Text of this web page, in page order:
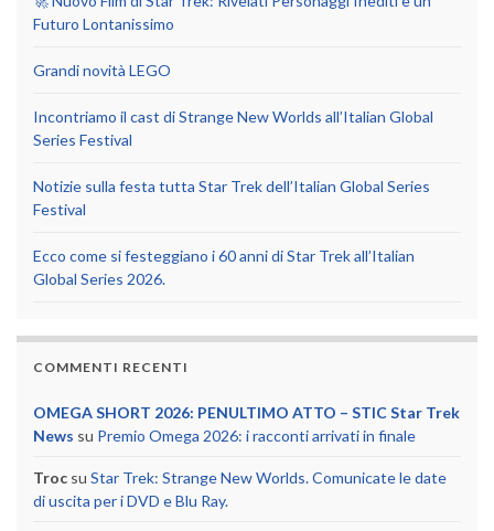
Futuro Lontanissimo
Grandi novità LEGO
Incontriamo il cast di Strange New Worlds all’Italian Global
Series Festival
Notizie sulla festa tutta Star Trek dell’Italian Global Series
Festival
Ecco come si festeggiano i 60 anni di Star Trek all’Italian
Global Series 2026.
COMMENTI RECENTI
OMEGA SHORT 2026: PENULTIMO ATTO – STIC Star Trek
News su Premio Omega 2026: i racconti arrivati in finale
Troc su Star Trek: Strange New Worlds. Comunicate le date
di uscita per i DVD e Blu Ray.